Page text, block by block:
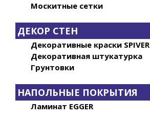
Москитные сетки
ДЕКОР СТЕН
Декоративные краски SPIVER
Декоративная штукатурка
Грунтовки
НАПОЛЬНЫЕ ПОКРЫТИЯ
Ламинат EGGER